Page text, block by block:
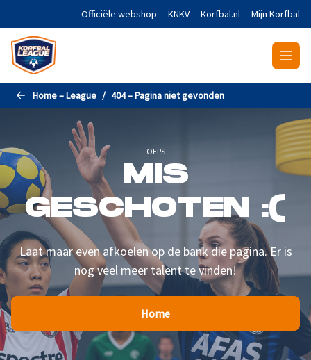
Naar de hoofdinhoud gaanOfficiële webshop KNKV Korfbal.nl Mijn Korfbal
Home – League 404 – Pagina niet gevonden
OEPS
MIS
GESCHOTEN :(
Laat maar even afkoelen op de bank die pagina. Er is
nog veel meer talent te vinden!
Home